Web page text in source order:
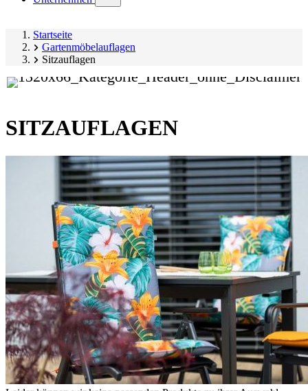
submenu)
Startseite
Gartenmöbelauflagen
Sitzauflagen
SITZAUFLAGEN